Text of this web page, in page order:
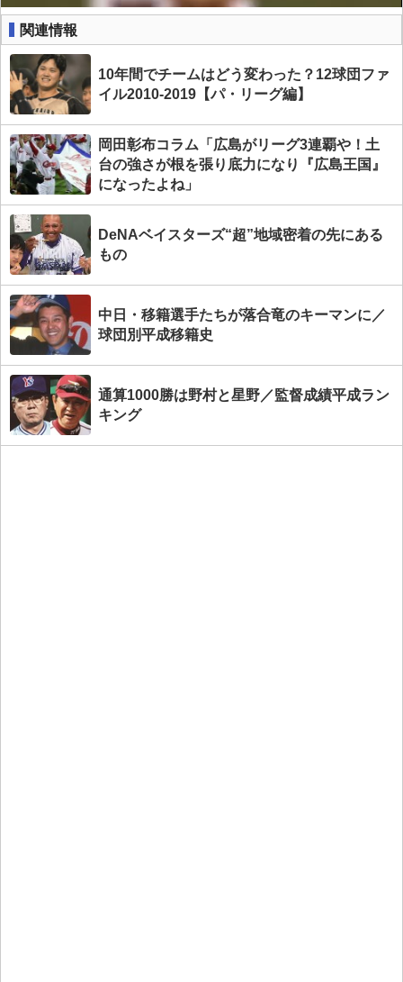
関連情報
10年間でチームはどう変わった？12球団ファ
イル2010-2019【パ・リーグ編】
岡田彰布コラム「広島がリーグ3連覇や！土
台の強さが根を張り底力になり『広島王国』
になったよね」
DeNAベイスターズ“超”地域密着の先にある
もの
中日・移籍選手たちが落合竜のキーマンに／
球団別平成移籍史
通算1000勝は野村と星野／監督成績平成ラン
キング